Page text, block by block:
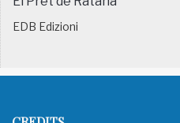
EDB Edizioni